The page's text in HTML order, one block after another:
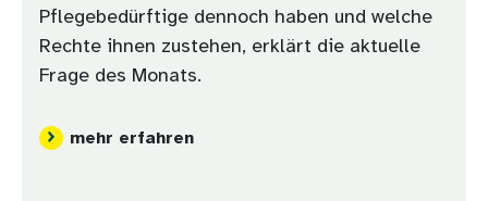
Pflegebedürftige dennoch haben und welche
Rechte ihnen zustehen, erklärt die aktuelle
Frage des Monats.
mehr erfahren